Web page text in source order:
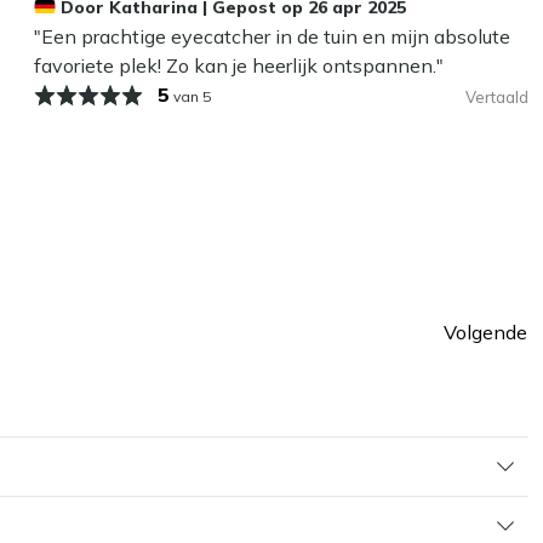
Door Katharina | Gepost op 26 apr 2025
"Een prachtige eyecatcher in de tuin en mijn absolute
favoriete plek! Zo kan je heerlijk ontspannen."
5 van 5 Vertaald
Volgende